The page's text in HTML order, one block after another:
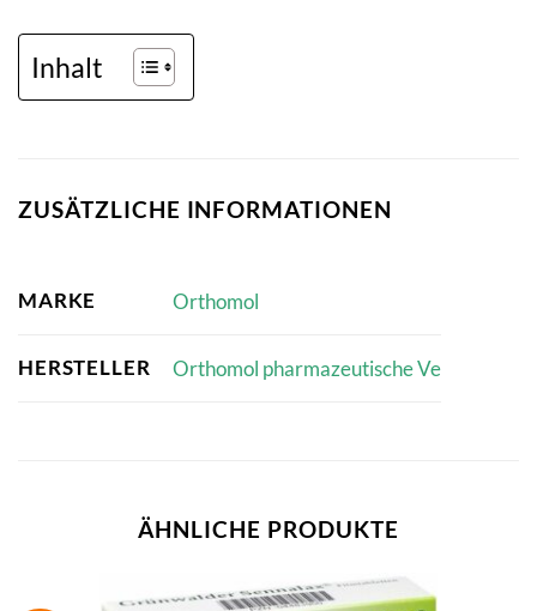
Inhalt
ZUSÄTZLICHE INFORMATIONEN
MARKE Orthomol
HERSTELLER Orthomol pharmazeutische Ve
ÄHNLICHE PRODUKTE